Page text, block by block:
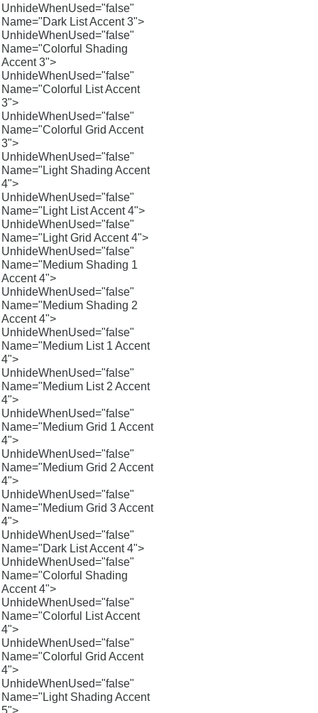
UnhideWhenUsed="false"
Name="Dark List Accent 3">
UnhideWhenUsed="false"
Name="Colorful Shading
Accent 3">
UnhideWhenUsed="false"
Name="Colorful List Accent
3">
UnhideWhenUsed="false"
Name="Colorful Grid Accent
3">
UnhideWhenUsed="false"
Name="Light Shading Accent
4">
UnhideWhenUsed="false"
Name="Light List Accent 4">
UnhideWhenUsed="false"
Name="Light Grid Accent 4">
UnhideWhenUsed="false"
Name="Medium Shading 1
Accent 4">
UnhideWhenUsed="false"
Name="Medium Shading 2
Accent 4">
UnhideWhenUsed="false"
Name="Medium List 1 Accent
4">
UnhideWhenUsed="false"
Name="Medium List 2 Accent
4">
UnhideWhenUsed="false"
Name="Medium Grid 1 Accent
4">
UnhideWhenUsed="false"
Name="Medium Grid 2 Accent
4">
UnhideWhenUsed="false"
Name="Medium Grid 3 Accent
4">
UnhideWhenUsed="false"
Name="Dark List Accent 4">
UnhideWhenUsed="false"
Name="Colorful Shading
Accent 4">
UnhideWhenUsed="false"
Name="Colorful List Accent
4">
UnhideWhenUsed="false"
Name="Colorful Grid Accent
4">
UnhideWhenUsed="false"
Name="Light Shading Accent
5">